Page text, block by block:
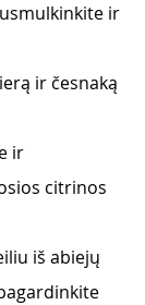
ir
ir česnaką
ir
citrinos
iš abiejų